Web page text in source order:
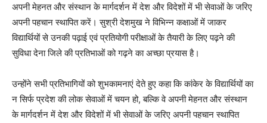
अपनी मेहनत और संस्थान के मार्गदर्शन में देश और विदेशों में भी सेवाओं के जरिए
अपनी पहचान स्थापित करें। सुश्री देशमुख ने विभिन्न कक्षाओं में जाकर
विद्यार्थियों से उनकी पढ़ाई एवं प्रतियोगी परीक्षाओं के तैयारी के लिए पढ़ने की
सुविधा देना जिले की प्रतिभाओं को गढ़ने का अच्छा प्रयास है।
उन्होंने सभी प्रतिभागियों को शुभकामनाएं देते हुए कहा कि कांकेर के विद्यार्थियों का
न सिर्फ प्रदेश की लोक सेवाओं में चयन हो, बल्कि वे अपनी मेहनत और संस्थान
के मार्गदर्शन में देश और विदेशों में भी सेवाओं के जरिए अपनी पहचान स्थापित